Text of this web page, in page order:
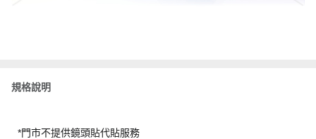
規格說明
*門市不提供鏡頭貼代貼服務